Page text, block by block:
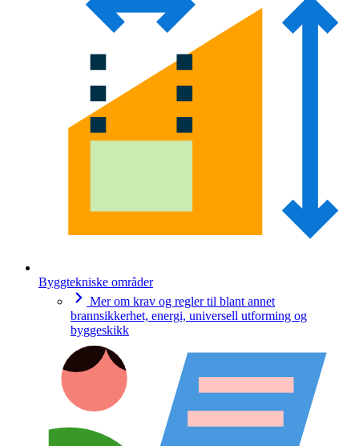
Byggtekniske områder
Mer om krav og regler til blant annet
brannsikkerhet, energi, universell utforming og
byggeskikk